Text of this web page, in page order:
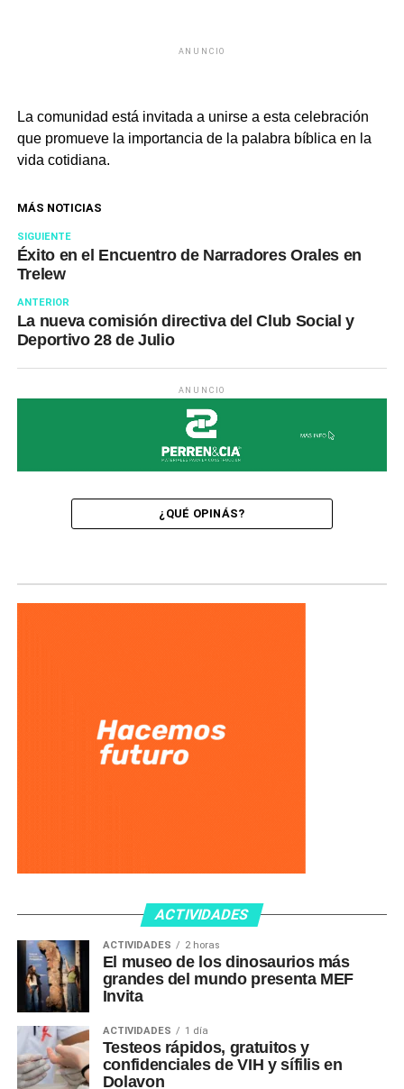
ANUNCIO
La comunidad está invitada a unirse a esta celebración
que promueve la importancia de la palabra bíblica en la
vida cotidiana.
MÁS NOTICIAS
SIGUIENTE
Éxito en el Encuentro de Narradores Orales en
Trelew
ANTERIOR
La nueva comisión directiva del Club Social y
Deportivo 28 de Julio
ANUNCIO
¿QUÉ OPINÁS?
ACTIVIDADES
ACTIVIDADES 2 horas
El museo de los dinosaurios más
grandes del mundo presenta MEF
Invita
ACTIVIDADES 1 día
Testeos rápidos, gratuitos y
confidenciales de VIH y sífilis en
Dolavon